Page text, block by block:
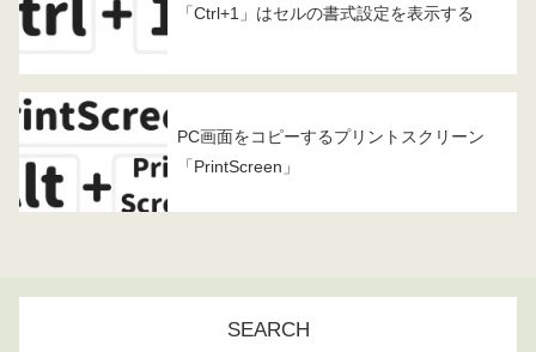
「Ctrl+1」はセルの書式設定を表示する
PC画面をコピーするプリントスクリーン
「PrintScreen」
SEARCH